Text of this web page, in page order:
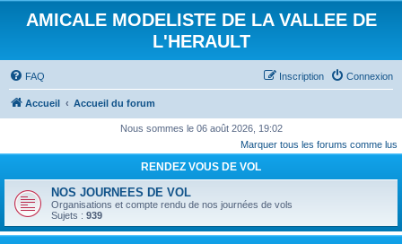
AMICALE MODELISTE DE LA VALLEE DE
L'HERAULT
FAQ Connexion
Inscription
Accueil Accueil du forum
Nous sommes le 06 août 2026, 19:02
Marquer tous les forums comme lus
RENDEZ VOUS DE VOL
NOS JOURNEES DE VOL
Organisations et compte rendu de nos journées de vols
Sujets : 939